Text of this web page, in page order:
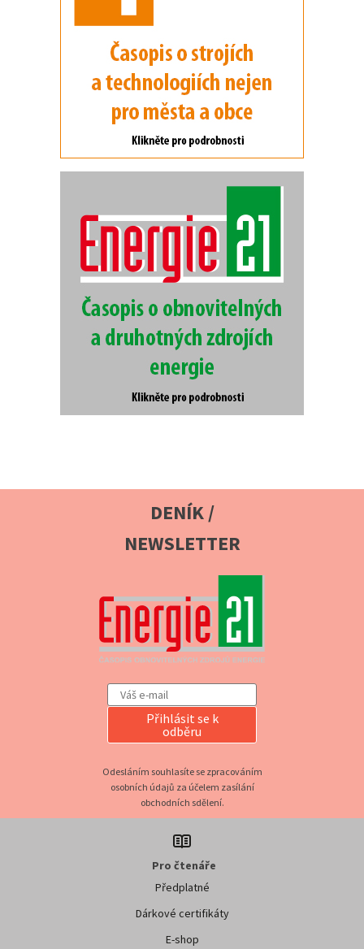
DENÍK /
NEWSLETTER
Přihlásit se k
odběru
Odesláním souhlasíte se zpracováním
osobních údajů za účelem zasílání
obchodních sdělení.
Pro čtenáře
Předplatné
Dárkové certifikáty
E-shop